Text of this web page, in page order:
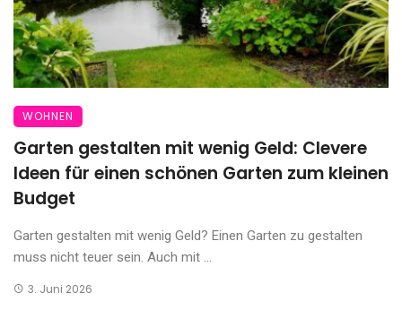
WOHNEN
Garten gestalten mit wenig Geld: Clevere
Ideen für einen schönen Garten zum kleinen
Budget
Garten gestalten mit wenig Geld? Einen Garten zu gestalten
muss nicht teuer sein. Auch mit ...
3. Juni 2026